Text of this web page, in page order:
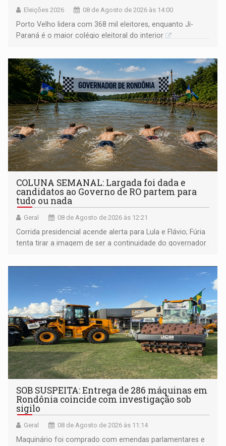
Eleições 2026 08 de Agosto de 2026 às 14:00
Porto Velho lidera com 368 mil eleitores, enquanto Ji-
Paraná é o maior colégio eleitoral do interior
COLUNA SEMANAL: Largada foi dada e
candidatos ao Governo de RO partem para
tudo ou nada
Geral 08 de Agosto de 2026 às 12:21
Corrida presidencial acende alerta para Lula e Flávio; Fúria
tenta tirar a imagem de ser a continuidade do governador
não ter entrado no modo eleição; ABAV faz evento em
SOB SUSPEITA: Entrega de 286 máquinas em
Rondônia coincide com investigação sob
sigilo
Geral 08 de Agosto de 2026 às 11:14
Maquinário foi comprado com emendas parlamentares e